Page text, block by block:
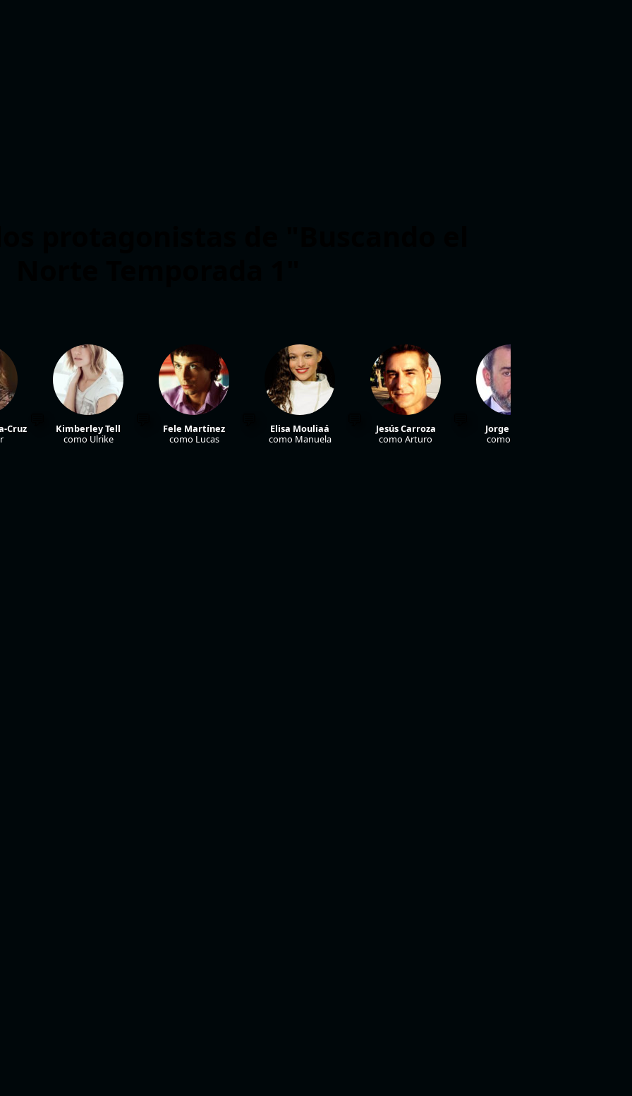
Cruz
Kimberley Tell
como Ulrike
Fele Martínez
como Lucas
Elisa Mouliaá
como Manuela
Jesús Carroza
como Arturo
Jorge Bosch
como Jaime